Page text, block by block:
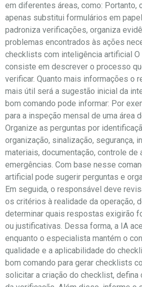
em diferentes áreas, como: Portanto,
apenas substitui formulários em
padroniza verificações, organiza
problemas encontrados às ações
checklists com inteligência artificial O
consiste em descrever o processo
verificar. Quanto mais informações o
mais útil será a sugestão inicial da
bom comando pode informar: Por
para a inspeção mensal de uma área
Organize as perguntas por
organização, sinalização, segurança,
materiais, documentação, controle
emergências. Com base nesse
artificial pode sugerir perguntas e
Em seguida, o responsável deve
os critérios à realidade da operação,
determinar quais respostas exigirão
ou justificativas. Dessa forma, a IA
enquanto o especialista mantém o
qualidade e a aplicabilidade do
bom comando para gerar checklists
solicitar a criação do checklist, defina